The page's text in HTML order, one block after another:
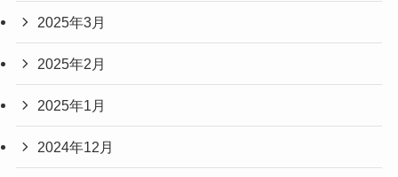
2025年3月
2025年2月
2025年1月
2024年12月